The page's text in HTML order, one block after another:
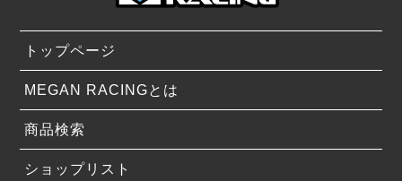
トップページ
MEGAN RACINGとは
商品検索
ショップリスト